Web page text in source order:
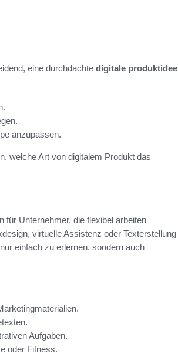
eine durchdachte digitale produktidee
anzupassen.
welche Art von digitalem Produkt das
für Unternehmer, die flexibel arbeiten
virtuelle Assistenz oder Texterstellung
einfach zu erlernen, sondern auch
Aufgaben.
oder Fitness.